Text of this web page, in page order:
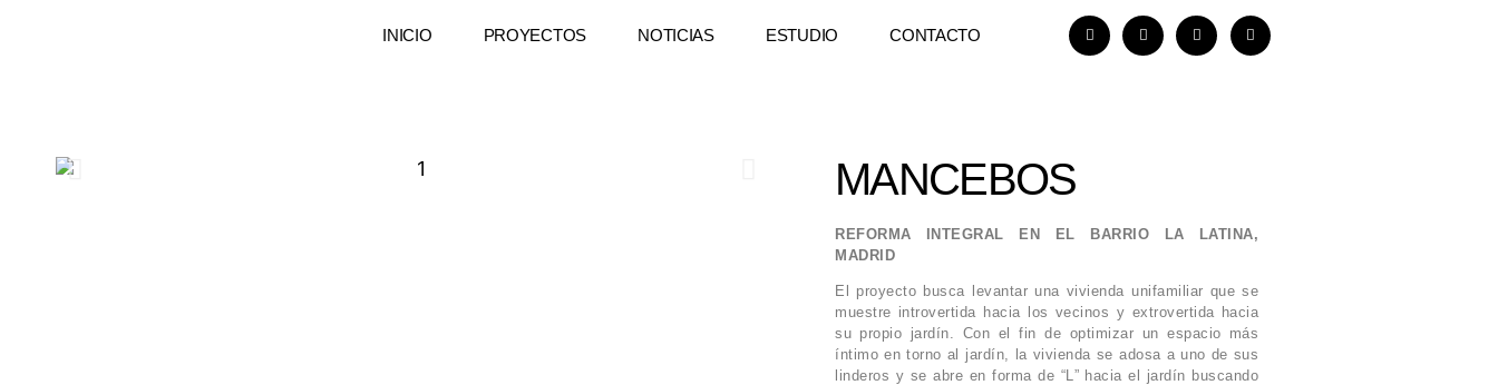
INICIO PROYECTOS NOTICIAS ESTUDIO CONTACTO
MANCEBOS
REFORMA INTEGRAL EN EL BARRIO LA LATINA,
MADRID
El proyecto busca levantar una vivienda unifamiliar que se
muestre introvertida hacia los vecinos y extrovertida hacia
su propio jardín. Con el fin de optimizar un espacio más
íntimo en torno al jardín, la vivienda se adosa a uno de sus
linderos y se abre en forma de “L” hacia el jardín buscando